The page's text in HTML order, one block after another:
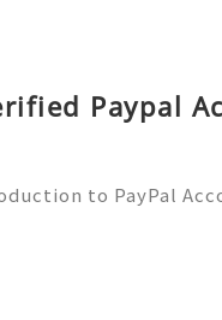
Paypal
to PayPal
worldwide.